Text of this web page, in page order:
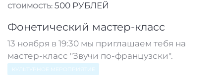
СТОИМОСТЬ: 500 РУБЛЕЙ
Фонетический мастер-класс
13 ноября в 19:30 мы приглашаем тебя на
мастер-класс "Звучи по-французски".
КУЛЬТУРНОЕ МЕРОПРИЯТИЕ